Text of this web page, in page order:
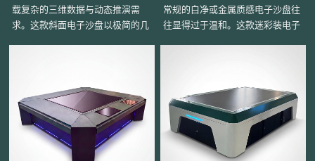
载复杂的三维数据与动态推演需
求。这款斜面电子沙盘以极简的几
常规的白净或金属质感电子沙盘往
往显得过于温和。这款迷彩装电子